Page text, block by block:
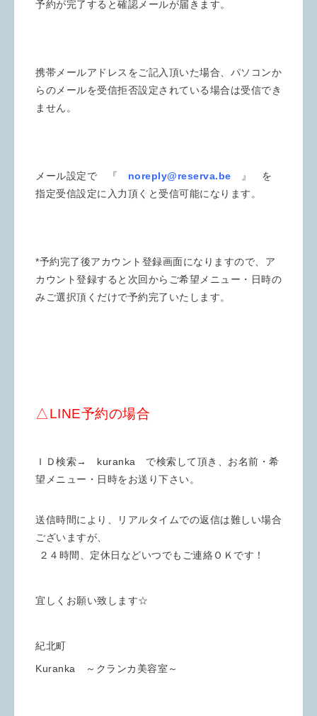
予約が完了すると確認メールが届きます。
携帯メールアドレスをご記入頂いた場合、パソコンか
らのメールを受信拒否設定されている場合は受信でき
ません。
メール設定で 『 noreply@reserva.be
』 を
指定受信設定に入力頂くと受信可能になります。
*予約完了後アカウント登録画面になりますので、ア
カウント登録すると次回からご希望メニュー・日時の
みご選択頂くだけで予約完了いたします。
△LINE予約の場合
ＩＤ検索→ kuranka で検索して頂き、お名前・希
望メニュー・日時をお送り下さい。
送信時間により、リアルタイムでの返信は難しい場合
ございますが、
２４時間、定休日などいつでもご連絡ＯＫです！
宜しくお願い致します☆
紀北町
Kuranka ～クランカ美容室～